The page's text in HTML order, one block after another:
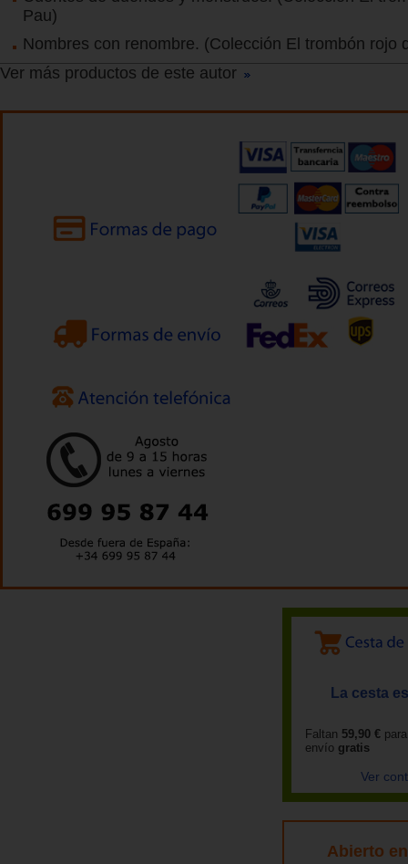
Pau)
Nombres con renombre. (Colección El trombón rojo
Ver más productos de este autor
La cesta
Faltan 59,90 €
envío gratis
Ver
Abierto